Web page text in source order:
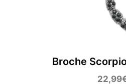
Broche
22,99